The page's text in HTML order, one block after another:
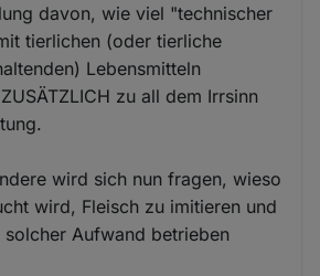
davon, wie viel "technischer
tierlichen (oder tierliche
Lebensmitteln
zu all dem Irrsinn
wird sich nun fragen, wieso
wird, Fleisch zu imitieren und
Aufwand betrieben